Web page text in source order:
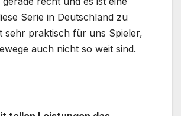
Serie in Deutschland zu
sehr praktisch für uns Spieler,
auch nicht so weit sind.